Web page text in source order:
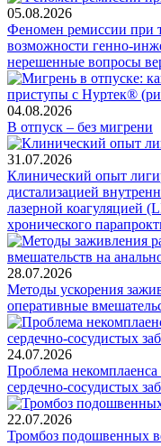
05.08.2026
Феномен ремиссии при
возможности генно-
нерешенные вопросы
04.08.2026
В отпуск – без мигрени
31.07.2026
Клинический опыт
дистализацией
лазерной коагуляцией
хронического
28.07.2026
Методы ускорения
оперативные
24.07.2026
Проблема
сердечно-сосудистых
22.07.2026
Тромбоз подошвенных